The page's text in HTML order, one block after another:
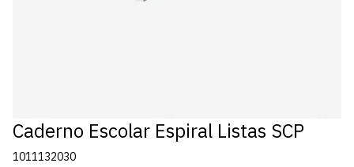
Caderno Escolar Espiral Listas SCP
1011132030